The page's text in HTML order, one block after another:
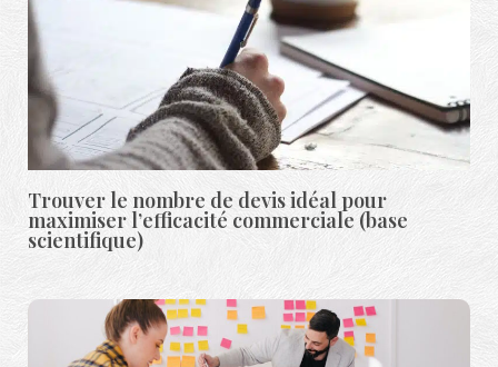
Trouver le nombre de devis idéal pour
maximiser l’efficacité commerciale (base
scientifique)